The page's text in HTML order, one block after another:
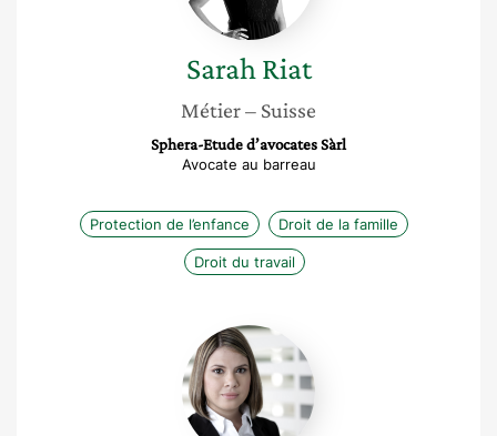
Sarah Riat
Métier– Suisse
Sphera-Etude d’avocates Sàrl
Avocate au barreau
Protection de l’enfance Droit de la famille
Droit du travail
Gisell
López
Baldera